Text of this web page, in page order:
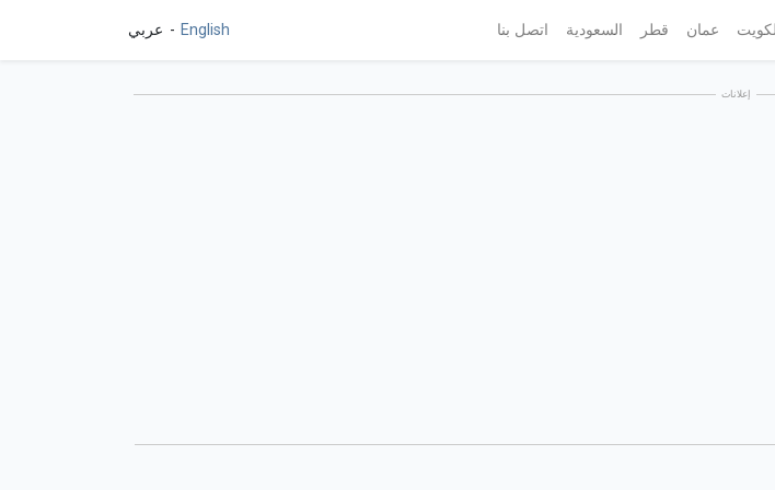
عمان قطر السعودية اتصل بنا English عربي
إعلانات